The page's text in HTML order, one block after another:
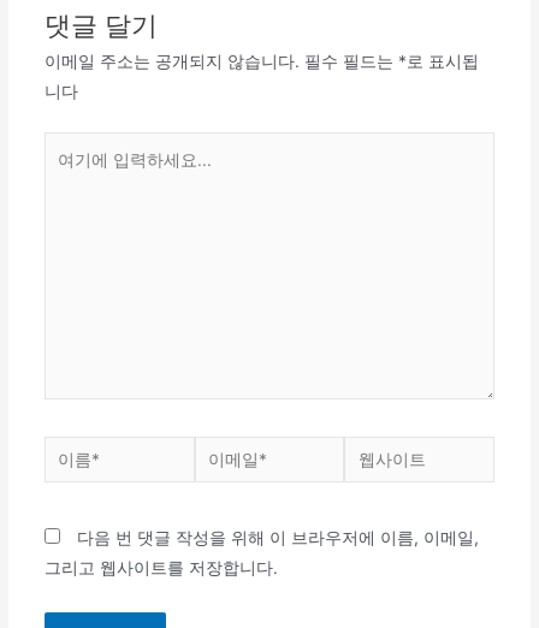
댓글 달기
이메일 주소는 공개되지 않습니다. 필수 필드는 *로 표시됩
니다
다음 번 댓글 작성을 위해 이 브라우저에 이름, 이메일,
그리고 웹사이트를 저장합니다.